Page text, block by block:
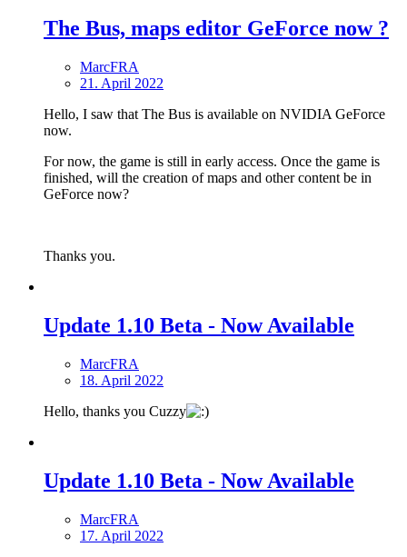
The Bus, maps editor GeForce now ?
MarcFRA
21. April 2022
Hello, I saw that The Bus is available on NVIDIA GeForce
now.
For now, the game is still in early access. Once the game is
finished, will the creation of maps and other content be in
GeForce now?
Thanks you.
Update 1.10 Beta - Now Available
MarcFRA
18. April 2022
Hello, thanks you Cuzzy
Update 1.10 Beta - Now Available
MarcFRA
17. April 2022